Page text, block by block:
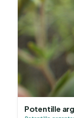
Potentille